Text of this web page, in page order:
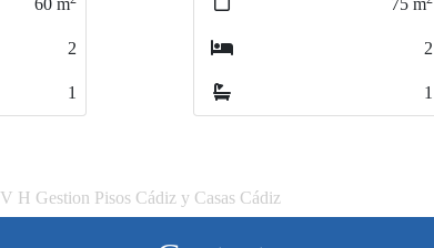
60 m
2
1
75 m
2
1
V H Gestion Pisos Cádiz y Casas Cádiz